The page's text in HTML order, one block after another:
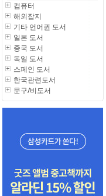
컴퓨터
해외잡지
기타 언어권 도서
일본 도서
중국 도서
독일 도서
스페인 도서
한국관련도서
문구/비도서